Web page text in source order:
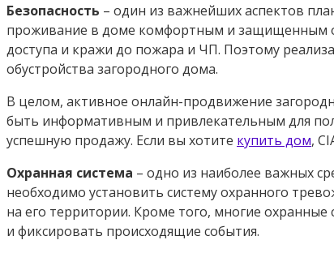
Безопасность – один из важнейших аспектов
проживание в доме комфортным и защищенным
доступа и кражи до пожара и ЧП. Поэтому
обустройства загородного дома.
В целом, активное онлайн-продвижение
быть информативным и привлекательным для
успешную продажу. Если вы хотите купить дом,
Охранная система – одно из наиболее важных
необходимо установить систему охранного
на его территории. Кроме того, многие
и фиксировать происходящие события.